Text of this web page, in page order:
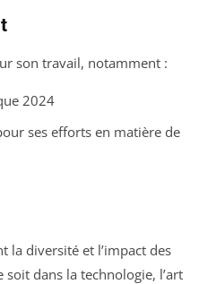
son travail, notamment :
2024
ses efforts en matière de
la diversité et l’impact des
dans la technologie, l’art